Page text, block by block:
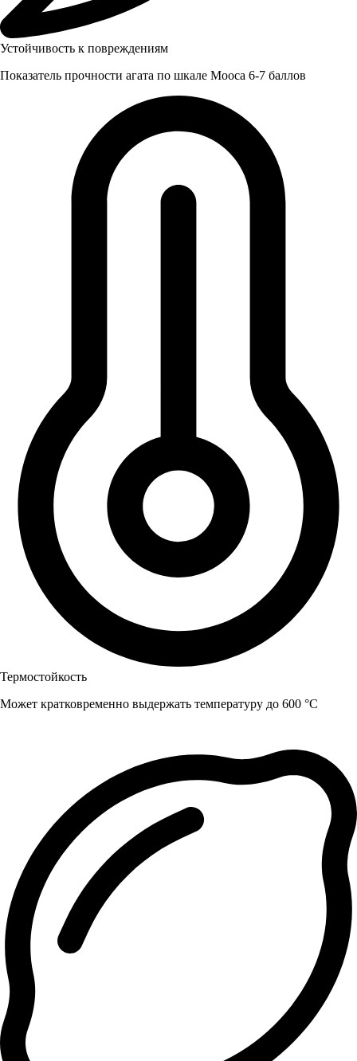
Устойчивость к повреждениям
Показатель прочности агата по шкале Мооса 6-7 баллов
Термостойкость
Может кратковременно выдержать температуру до 600 °C